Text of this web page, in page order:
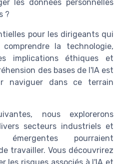
les données personnelles
?
pour les dirigeants qui
la technologie,
implications éthiques et
des bases de l'IA est
naviguer dans ce terrain
nous explorerons
secteurs industriels et
émergentes pourraient
travailler. Vous découvrirez